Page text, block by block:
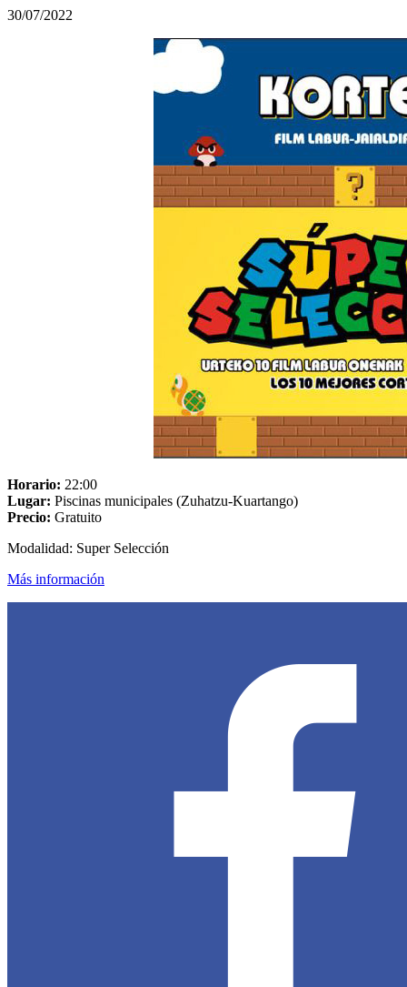
30/07/2022
Horario: 22:00
Lugar: Piscinas municipales (Zuhatzu-Kuartango)
Precio: Gratuito
Modalidad: Super Selección
Más información